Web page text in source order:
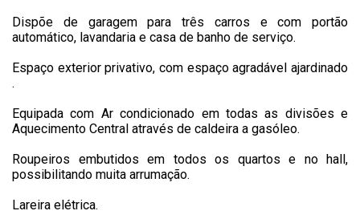
Dispõe de garagem para três carros e com portão
automático, lavandaria e casa de banho de serviço.
Espaço exterior privativo, com espaço agradável ajardinado
.
Equipada com Ar condicionado em todas as divisões e
Aquecimento Central através de caldeira a gasóleo.
Roupeiros embutidos em todos os quartos e no hall,
possibilitando muita arrumação.
Lareira elétrica.